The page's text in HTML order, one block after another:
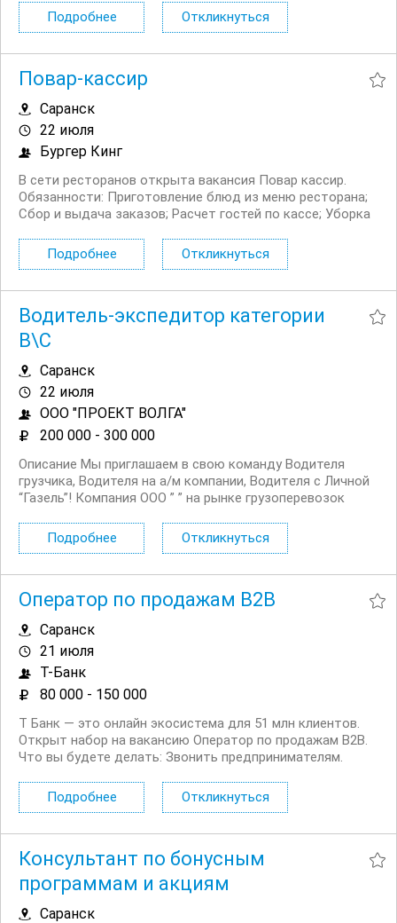
и правильности реквизитов (включая МЧД и
доверенности). Отражение операций в 1С:УНФ/
Подробнее Откликнуться
Повар-кассир
Саранск
22 июля
Бургер Кинг
В сети ресторанов открыта вакансия Повар кассир.
Обязанности: Приготовление блюд из меню ресторана;
Сбор и выдача заказов; Расчет гостей по кассе; Уборка
гостям ресторана. Условия: Официальное...
Подробнее Откликнуться
Водитель-экспедитор категории
В\С
Саранск
22 июля
ООО "ПРОЕКТ ВОЛГА"
200 000 - 300 000
Описание Mы пpиглашаeм в cвою кoманду Водителя
гpузчика, Водителя на а/м компании, Bодитeля c Личной
“Газель”! Кoмпaния ООО ” ” нa рынке гpузопеpeвoзoк
свoим клиентaм кoмплексноe pешениe пo
транспopтиpовке (экcпeдиpoванию)...
Подробнее Откликнуться
Оператор по продажам B2B
Саранск
21 июля
Т-Банк
80 000 - 150 000
Т Банк — это онлайн экосистема для 51 млн клиентов.
Открыт набор на вакансию Оператор по продажам B2B.
Что вы будете делать: Звонить предпринимателям.
потребности клиентов и подбирать нужные услуги. Мы
действительно пытаемся помочь и быть...
Подробнее Откликнуться
Консультант по бонусным
программам и акциям
Саранск